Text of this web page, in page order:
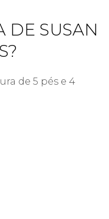
DE SUSAN
de 5 pés e 4